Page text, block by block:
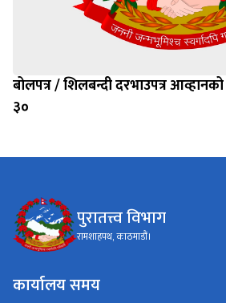
बोलपत्र / शिलबन्दी दरभाउपत्र
३०
पुरातत्त्व विभाग
रामशाहपथ, काठमाडौं।
कार्यालय समय